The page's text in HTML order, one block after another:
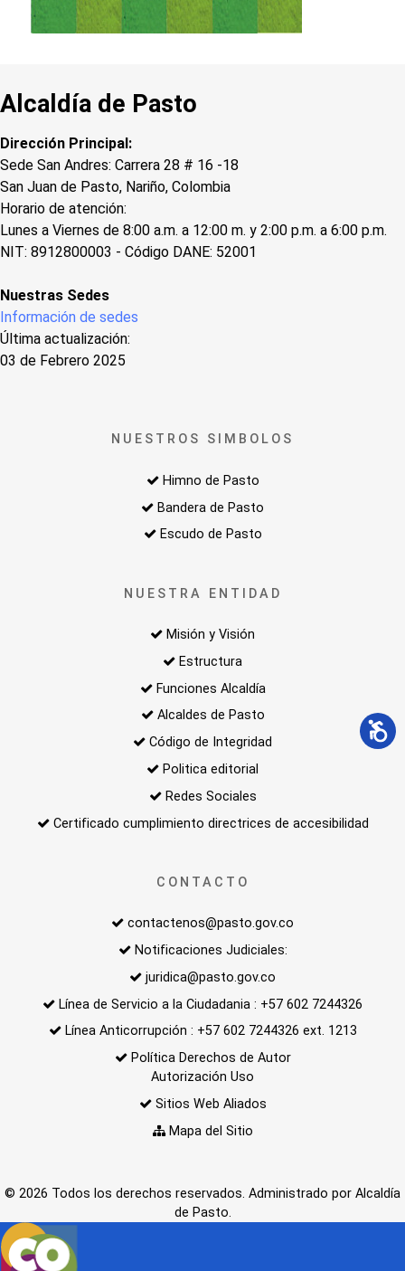
Alcaldía de Pasto
Dirección Principal:
Sede San Andres: Carrera 28 # 16 -18
San Juan de Pasto, Nariño, Colombia
Horario de atención:
Lunes a Viernes de 8:00 a.m. a 12:00 m. y 2:00 p.m. a 6:00 p.m.
NIT: 8912800003 - Código DANE: 52001
Nuestras Sedes
Información de sedes
Última actualización:
03 de Febrero 2025
NUESTROS SIMBOLOS
Himno de Pasto
Bandera de Pasto
Escudo de Pasto
NUESTRA ENTIDAD
Misión y Visión
Estructura
Funciones Alcaldía
Alcaldes de Pasto
Código de Integridad
Politica editorial
Redes Sociales
Certificado cumplimiento directrices de accesibilidad
CONTACTO
contactenos@pasto.gov.co
Notificaciones Judiciales:
juridica@pasto.gov.co
Línea de Servicio a la Ciudadania : +57 602 7244326
Línea Anticorrupción : +57 602 7244326 ext. 1213
Política Derechos de Autor
Autorización Uso
Sitios Web Aliados
Mapa del Sitio
© 2026 Todos los derechos reservados. Administrado por Alcaldía
de Pasto.